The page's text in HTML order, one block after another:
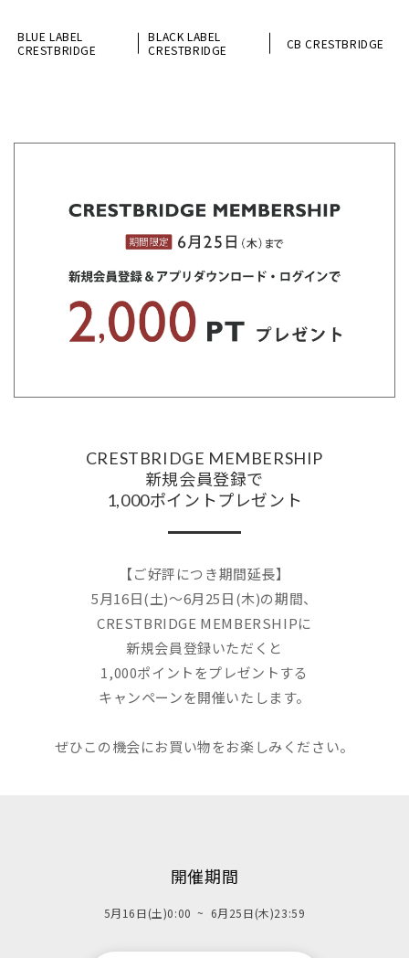
BLUE LABEL
CRESTBRIDGE
BLACK LABEL
CRESTBRIDGE
CB CRESTBRIDGE
CRESTBRIDGE MEMBERSHIP
新規会員登録で
1,000ポイントプレゼント
【ご好評につき期間延長】
5月16日(土)～6月25日(木)の期間、
CRESTBRIDGE MEMBERSHIPに
新規会員登録いただくと
1,000ポイントをプレゼントする
キャンペーンを開催いたします。
ぜひこの機会にお買い物をお楽しみください。
開催期間
5月16日(土)0:00~ 6月25日(木)23:59